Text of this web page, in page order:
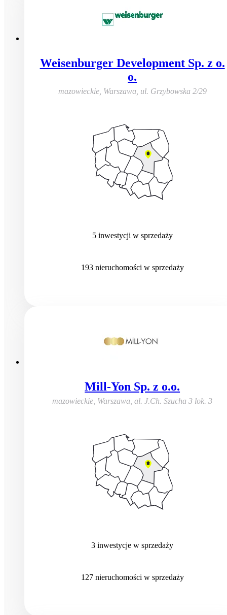
Weisenburger Development Sp. z o.
o.
mazowieckie, Warszawa, ul. Grzybowska 2/29
5 inwestycji w sprzedaży
193 nieruchomości w sprzedaży
Mill-Yon Sp. z o.o.
mazowieckie, Warszawa ,al. J.Ch. Szucha 3 lok. 3
3 inwestycje w sprzedaży
127 nieruchomości w sprzedaży